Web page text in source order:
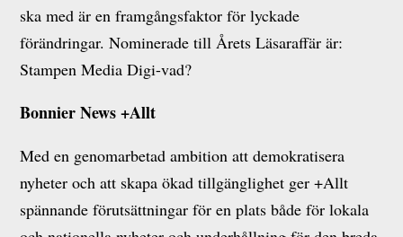
ska med är en framgångsfaktor för lyckade
förändringar. Nominerade till Årets Läsaraffär är:
Stampen Media Digi-vad?
Bonnier News +Allt
Med en genomarbetad ambition att demokratisera
nyheter och att skapa ökad tillgänglighet ger +Allt
spännande förutsättningar för en plats både för lokala